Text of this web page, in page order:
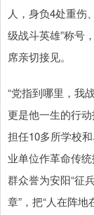
人，身负4处重伤
级战斗英雄”称号
席亲切接见。
“党指到哪里，我
更是他一生的行
担任10多所学校
业单位作革命传
群众誉为安阳“征
章”，把“人在阵地